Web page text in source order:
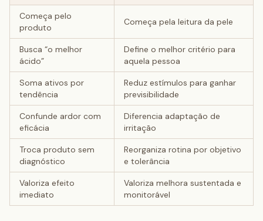
Começa pelo
produto
Começa pela leitura da pele
Busca “o melhor
ácido”
Define o melhor critério para
aquela pessoa
Soma ativos por
tendência
Reduz estímulos para ganhar
previsibilidade
Confunde ardor com
eficácia
Diferencia adaptação de
irritação
Troca produto sem
diagnóstico
Reorganiza rotina por objetivo
e tolerância
Valoriza efeito
imediato
Valoriza melhora sustentada e
monitorável